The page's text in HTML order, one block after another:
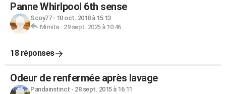
Panne Whirlpool 6th sense
Scoy77- 10 oct. 2018 à 15:13
Mimita- 29 sept. 2025 à 10:46
18 réponses
Odeur de renfermée après lavage
Pandainstinct - 28 sept. 2015 à 16:11